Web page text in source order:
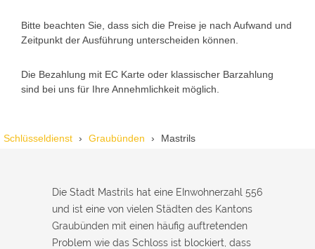
N Nadine H. aus Aadorf
Wir standen mit den Kindern vor verschlossener Tür – der
Bitte beachten Sie, dass sich die Preise je nach Aufwand und
Zeitpunkt der Ausführung unterscheiden können.
Die Bezahlung mit EC Karte oder klassischer Barzahlung
sind bei uns für Ihre Annehmlichkeit möglich.
Schlüsseldienst Graubünden Mastrils
Die Stadt Mastrils hat eine EInwohnerzahl 556
und ist eine von vielen Städten des Kantons
Graubünden mit einen häufig auftretenden
Problem wie das Schloss ist blockiert, dass